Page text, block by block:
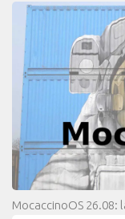
MocaccinoOS